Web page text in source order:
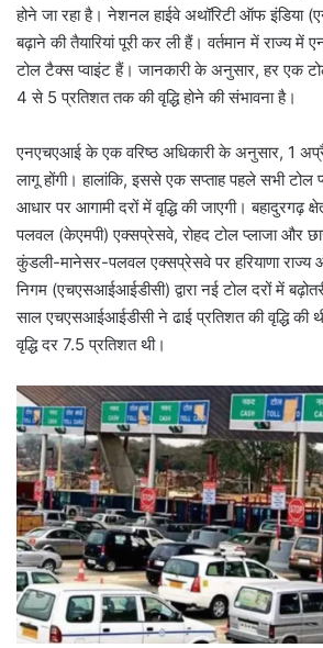
होने जा रहा है। नेशनल हाईवे अथॉरिटी ऑफ इंडिया
बढ़ाने की तैयारियां पूरी कर ली हैं। वर्तमान में राज्य में
टोल टैक्स प्वाइंट हैं। जानकारी के अनुसार, हर एक
4 से 5 प्रतिशत तक की वृद्धि होने की संभावना है।
एनएचएआई के एक वरिष्ठ अधिकारी के अनुसार, 1
लागू होंगी। हालांकि, इससे एक सप्ताह पहले सभी टोल
आधार पर आगामी दरों में वृद्धि की जाएगी। बहादुरगढ़
पलवल (केएमपी) एक्सप्रेसवे, रोहद टोल प्लाजा और
कुंडली-मानेसर-पलवल एक्सप्रेसवे पर हरियाणा राज्य
निगम (एचएसआईआईडीसी) द्वारा नई टोल दरों में
साल एचएसआईआईडीसी ने ढाई प्रतिशत की वृद्धि
वृद्धि दर 7.5 प्रतिशत थी।